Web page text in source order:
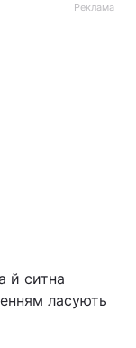
Реклама
й ситна
ласують